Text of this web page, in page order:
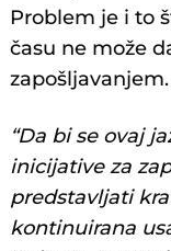
Problem je i to
času ne može
“Da bi se ovaj
inicijative za
predstavljati
kontinuirana